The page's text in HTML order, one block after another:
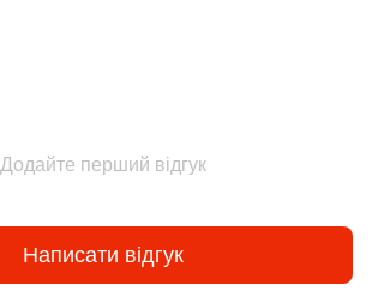
Додайте перший відгук
Написати відгук